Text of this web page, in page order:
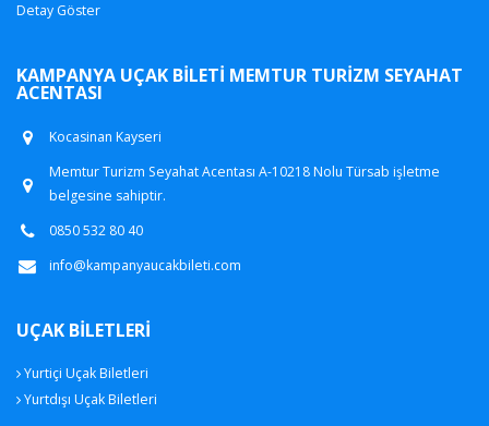
Detay Göster
KAMPANYA UÇAK BILETI MEMTUR TURIZM SEYAHAT
ACENTASI
Kocasinan Kayseri
Memtur Turizm Seyahat Acentası A-10218 Nolu Türsab işletme
belgesine sahiptir.
0850 532 80 40
info@kampanyaucakbileti.com
UÇAK BILETLERI
Yurtiçi Uçak Biletleri
Yurtdışı Uçak Biletleri